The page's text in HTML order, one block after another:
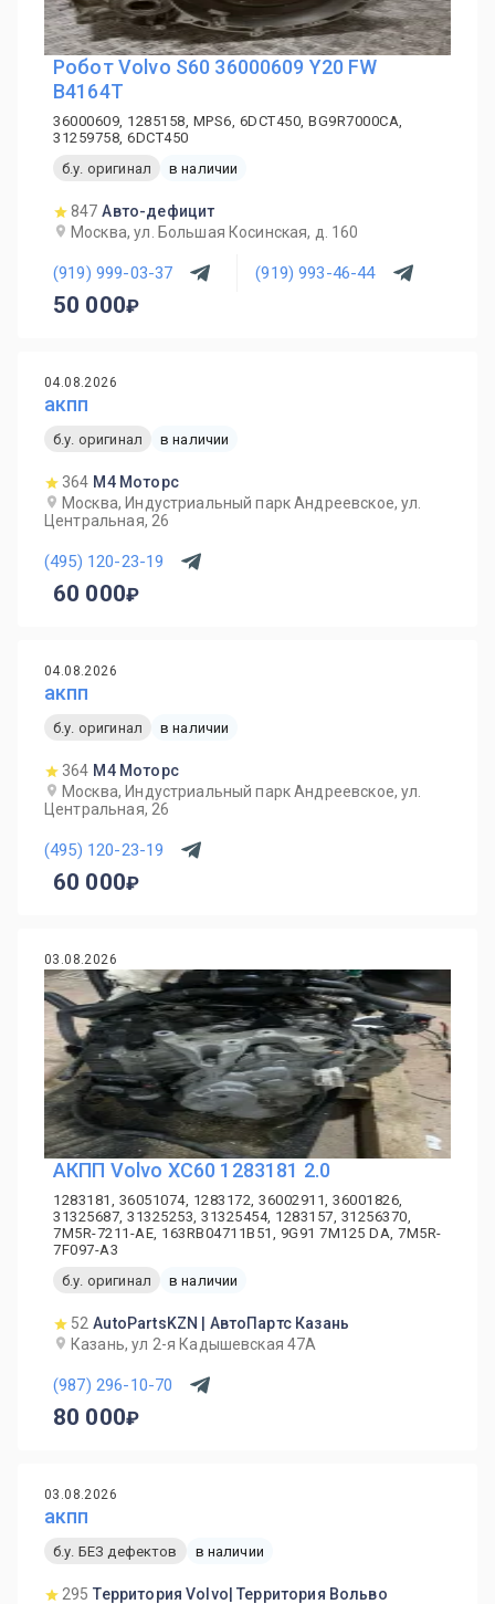
Робот Volvo S60 36000609 Y20 FW
B4164T
36000609, 1285158, MPS6, 6DCT450, BG9R7000CA,
31259758, 6DCT450
б.у. оригинал
в наличии
847 Авто-дефицит
Москва, ул. Большая Косинская, д. 160
(919) 999-03-37 (919) 993-46-44
50 000
04.08.2026
акпп
б.у. оригинал в наличии
364 М4 Моторс
Москва, Индустриальный парк Андреевское, ул.
Центральная, 26
(495) 120-23-19
60 000
04.08.2026
акпп
б.у. оригинал в наличии
364 М4 Моторс
Москва, Индустриальный парк Андреевское, ул.
Центральная, 26
(495) 120-23-19
60 000
03.08.2026
АКПП Volvo XC60 1283181 2.0
1283181, 36051074, 1283172, 36002911, 36001826,
31325687, 31325253, 31325454, 1283157, 31256370,
7M5R-7211-AE, 163RB04711B51, 9G91 7M125 DA, 7M5R-
7F097-A3
б.у. оригинал
в наличии
52 AutoPartsKZN | АвтоПартс Казань
Казань, ул 2-я Кадышевская 47А
(987) 296-10-70
80 000
03.08.2026
акпп
б.у. БЕЗ дефектов в наличии
295 Территория Volvo| Территория Вольво